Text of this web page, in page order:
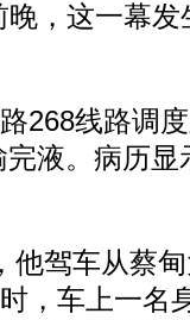
，这一幕
线路调度
液。病历显
驾车从蔡甸
，车上一名